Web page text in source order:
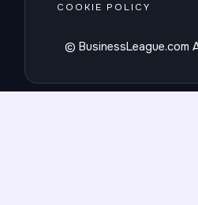
COOKIE POLICY
© BusinessLeague.com